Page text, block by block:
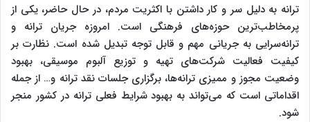
ترانه به دلیل سر و کار داشتن با اکثریت مردم، در حال حاضر، یکی از
پرمخاطب‌ترین حوزه‌های فرهنگی است. امروزه جریان ترانه و
ترانه‌سرایی به جریانی مهم و قابل توجه تبدیل شده است. نظارت بر
کیفیت فعالیت شرکت‌های تهیه و توزیع آلبوم موسیقی، بهبود
وضعیت مجوز و ممیزی ترانه‌ها، برگزاری جلسات نقد ترانه و… از جمله
اقداماتی است که می‌تواند به بهبود شرایط فعلی ترانه در کشور منجر
شود.